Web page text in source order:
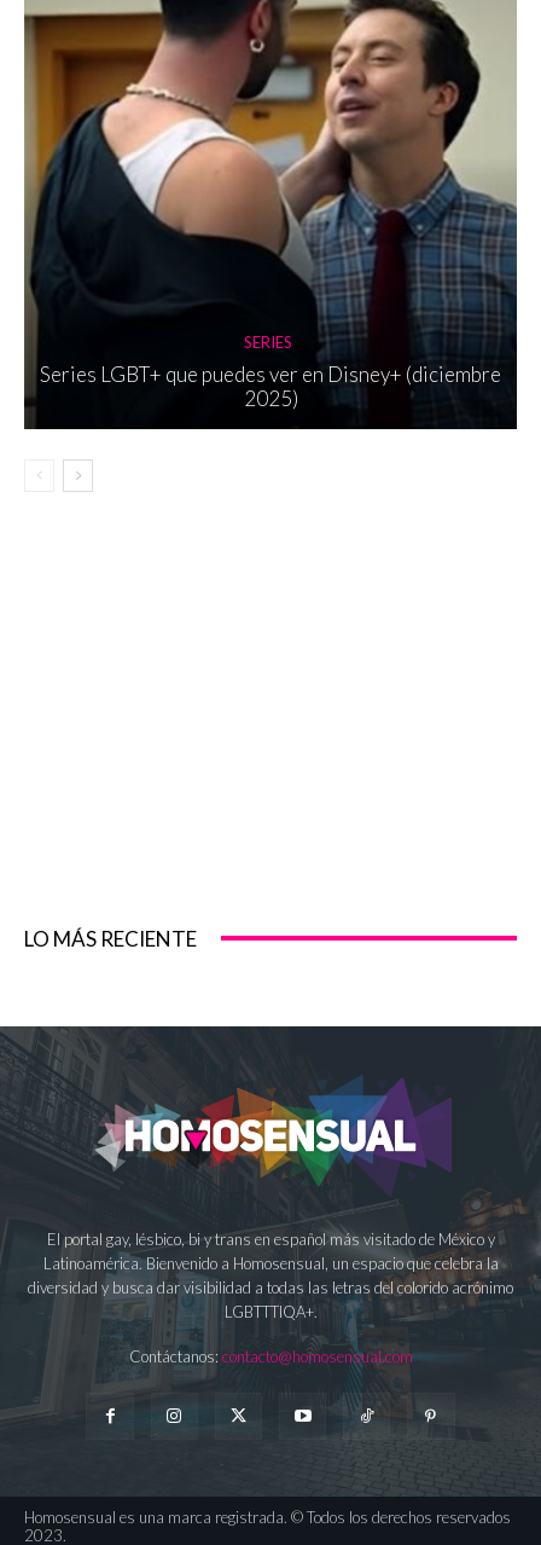
SERIES
Series LGBT+ que puedes ver en Disney+ (diciembre
2025)
LO MÁS RECIENTE
El portal gay, lésbico, bi y trans en español más visitado de México y
Latinoamérica. Bienvenido a Homosensual, un espacio que celebra la
diversidad y busca dar visibilidad a todas las letras del colorido acrónimo
LGBTTTIQA+.
Contáctanos: contacto@homosensual.com
Homosensual es una marca registrada. © Todos los derechos reservados
2023.